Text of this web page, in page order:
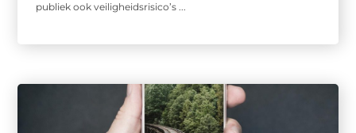
publiek ook veiligheidsrisico’s ...